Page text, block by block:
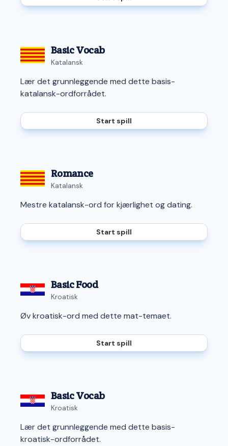
Basic Vocab
Katalansk
Lær det grunnleggende med dette basis-
katalansk-ordforrådet.
Start spill
Romance
Katalansk
Mestre katalansk-ord for kjærlighet og dating.
Start spill
Basic Food
Kroatisk
Øv kroatisk-ord med dette mat-temaet.
Start spill
Basic Vocab
Kroatisk
Lær det grunnleggende med dette basis-
kroatisk-ordforrådet.